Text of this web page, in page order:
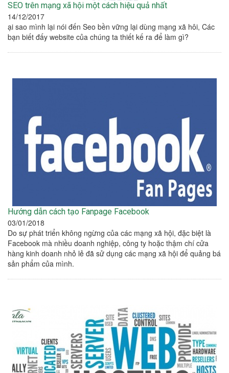
SEO trên mạng xã hội một cách hiệu quả nhất
14/12/2017
ại sao mình lại nói đến Seo bền vững lại dùng mạng xã hôi, Các
bạn biết đấy website của chúng ta thiết kế ra để làm gì?
Hướng dẫn cách tạo Fanpage Facebook
03/01/2018
Do sự phát triển không ngừng của các mạng xã hội, đặc biệt là
Facebook mà nhiều doanh nghiệp, công ty hoặc thậm chí cửa
hàng kinh doanh nhỏ lẻ đã sử dụng các mạng xã hội để quảng bá
sản phẩm của mình.